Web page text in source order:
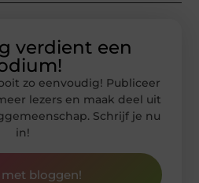
verdient een
zo eenvoudig! Publiceer
lezers en maak deel uit
Schrijf je nu
in!
met bloggen!